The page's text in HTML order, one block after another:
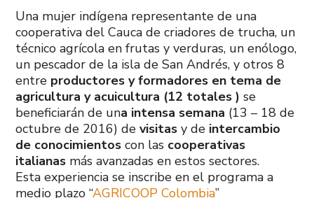
Una mujer indígena representante de una
cooperativa del Cauca de criadores de trucha, un
técnico agrícola en frutas y verduras, un enólogo,
un pescador de la isla de San Andrés, y otros 8
entre productores y formadores en tema de
agricultura y acuicultura (12 totales ) se
beneficiarán de una intensa semana (13 – 18 de
octubre de 2016) de visitas y de intercambio
de conocimientos con las cooperativas
italianas más avanzadas en estos sectores.
Esta experiencia se inscribe en el programa a
medio plazo “AGRICOOP Colombia”